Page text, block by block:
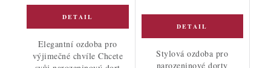
Elegantní ozdoba pro
výjimečné chvíle Chcete
Stylová ozdoba pro
narozeninové dorty